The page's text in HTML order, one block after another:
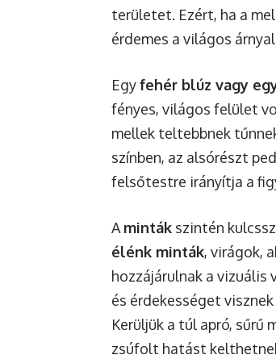
területet. Ezért, ha a
érdemes a világos
Egyfehér blúz vagy
fényes, világos felület
mellek teltebbnek
színben, az alsórészt
felsőtestre irányítja a
A minták szintén
élénk minták, virágok,
hozzájárulnak a
és érdekességet
Kerüljük a túl apró, sűrű
zsúfolt hatást